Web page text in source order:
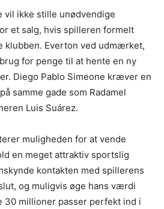
vil ikke stille unødvendige
et salg, hvis spilleren formelt
klubben. Everton ved udmærket,
for penge til at hente en ny
Diego Pablo Simeone kræver en
samme gade som Radamel
Luis Suárez.
muligheden for at vende
en meget attraktiv sportslig
kontakten med spillerens
og muligvis øge hans værdi
30 millioner passer perfekt ind i